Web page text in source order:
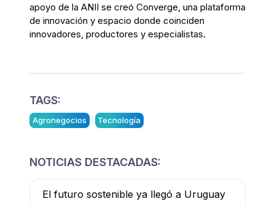
apoyo de la ANII se creó Converge, una plataforma
de innovación y espacio donde coinciden
innovadores, productores y especialistas.
TAGS:
Agronegocios Tecnología
NOTICIAS DESTACADAS:
El futuro sostenible ya llegó a Uruguay